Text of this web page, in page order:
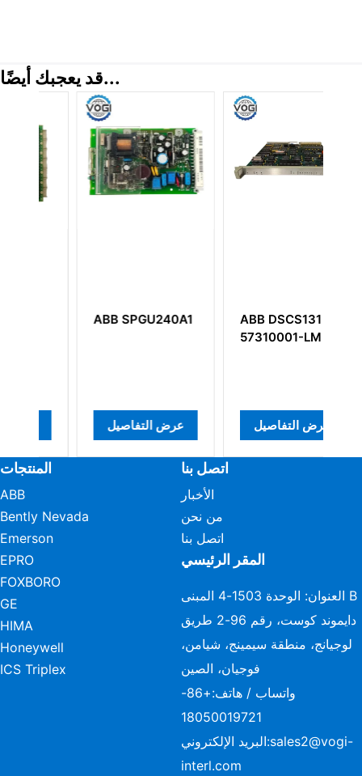
قد يعجبك أيضًا...
ABB DSCS131
عرض التفاصيل
ABB
PPC381CE101
عرض التفاصيل
المنتجات
ABB
Bently Nevada
Emerson
EPRO
FOXBORO
GE
HIMA
Honeywell
ICS Triplex
اتصل بنا
الأخبار
من نحن
اتصل بنا
المقر الرئيسي
العنوان: الوحدة 1503-4 المبنى B
دايموند كوست، رقم 96-2 طريق
لوجيانج، منطقة سيمينج، شيامن،
فوجيان، الصين
واتساب / هاتف:
+86-
18050019721
البريد الإلكتروني:sales2@vogi-
interl.com